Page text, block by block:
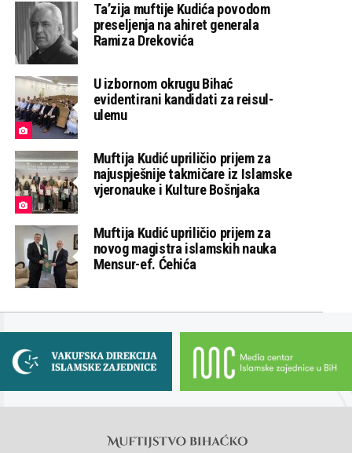
Ta’zija muftije Kudića povodom
preseljenja na ahiret generala
Ramiza Drekovića
U izbornom okrugu Bihać
evidentirani kandidati za reisul-
ulemu
Muftija Kudić upriličio prijem za
najuspješnije takmičare iz Islamske
vjeronauke i Kulture Bošnjaka
Muftija Kudić upriličio prijem za
novog magistra islamskih nauka
Mensur-ef. Ćehića